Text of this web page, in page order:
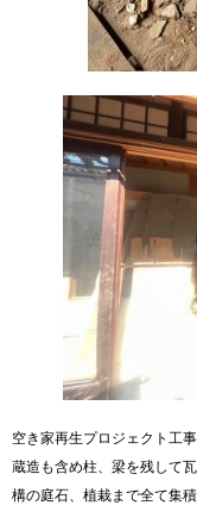
空き家再生プロジェクト工事
蔵造も含め柱、梁を残して
構の庭石、植栽まで全て集